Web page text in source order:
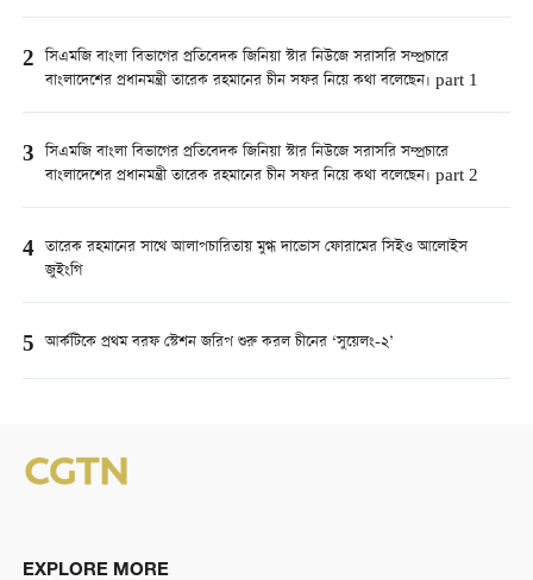
2 সিএমজি বাংলা বিভাগের প্রতিবেদক জিনিয়া স্টার নিউজে সরাসরি সম্প্রচারে
বাংলাদেশের প্রধানমন্ত্রী তারেক রহমানের চীন সফর নিয়ে কথা বলেছেন। part 1
3 সিএমজি বাংলা বিভাগের প্রতিবেদক জিনিয়া স্টার নিউজে সরাসরি সম্প্রচারে
বাংলাদেশের প্রধানমন্ত্রী তারেক রহমানের চীন সফর নিয়ে কথা বলেছেন। part 2
4 তারেক রহমানের সাথে আলাপচারিতায় মুগ্ধ দাভোস ফোরামের সিইও আলোইস
জুইংগি
5 আর্কটিকে প্রথম বরফ স্টেশন জরিপ শুরু করল চীনের ‘সুয়েলং-২’
EXPLORE MORE